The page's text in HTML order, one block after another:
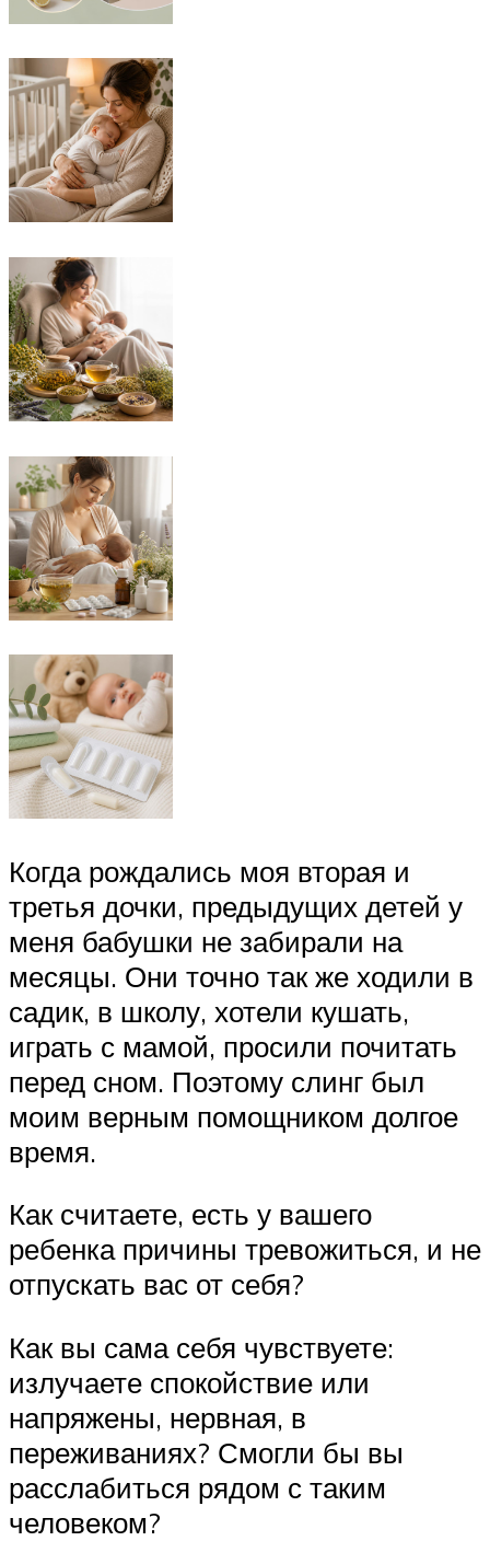
Когда рождались моя вторая и
третья дочки, предыдущих детей у
меня бабушки не забирали на
месяцы. Они точно так же ходили в
садик, в школу, хотели кушать,
играть с мамой, просили почитать
перед сном. Поэтому слинг был
моим верным помощником долгое
время.
Как считаете, есть у вашего
ребенка причины тревожиться, и не
отпускать вас от себя?
Как вы сама себя чувствуете:
излучаете спокойствие или
напряжены, нервная, в
переживаниях? Смогли бы вы
расслабиться рядом с таким
человеком?